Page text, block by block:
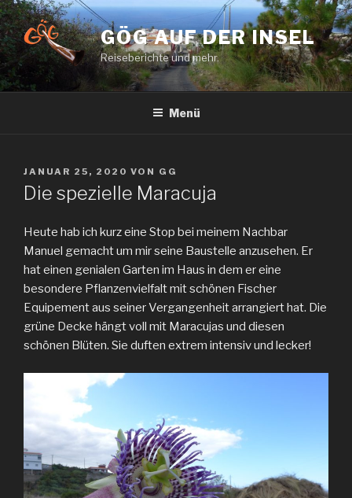
Zum
Inhalt
springen
GÖG AUF DER INSEL
Reiseberichte und mehr.
Menü
VERÖFFENTLICHT
AM
JANUAR 25, 2020 VON GG
Die spezielle Maracuja
Heute hab ich kurz eine Stop bei meinem Nachbar
Manuel gemacht um mir seine Baustelle anzusehen. Er
hat einen genialen Garten im Haus in dem er eine
besondere Pflanzenvielfalt mit schönen Fischer
Equipement aus seiner Vergangenheit arrangiert hat. Die
grüne Decke hängt voll mit Maracujas und diesen
schönen Blüten. Sie duften extrem intensiv und lecker!